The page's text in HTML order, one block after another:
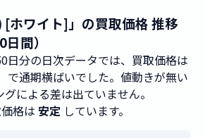
[ホワイト]」の買取価格 推移
間）
日分の日次データでは、買取価格は
で通期横ばいでした。値動きが無い
による差は出ていません。
格は 安定 しています。